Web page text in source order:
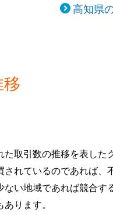
高知県
取引数の推移を表した
されているのであれば、
い地域であれば競合す
ります。